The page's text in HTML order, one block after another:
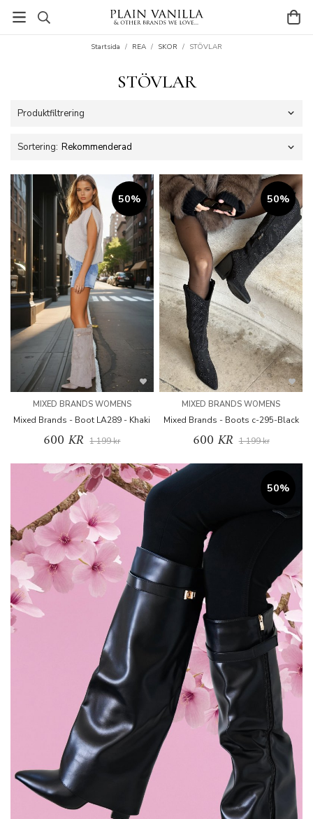
Startsida / REA / SKOR / STÖVLAR
STÖVLAR
Produktfiltrering
Sortering:
50%
MIXED BRANDS WOMENS
Mixed Brands - Boot LA289 - Khaki
600 KR 1 199 kr
50%
MIXED BRANDS WOMENS
Mixed Brands - Boots c-295-Black
600 KR 1 199 kr
50%